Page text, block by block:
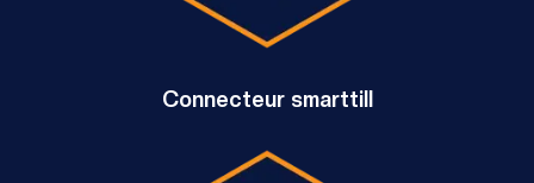
Connecteur smarttill